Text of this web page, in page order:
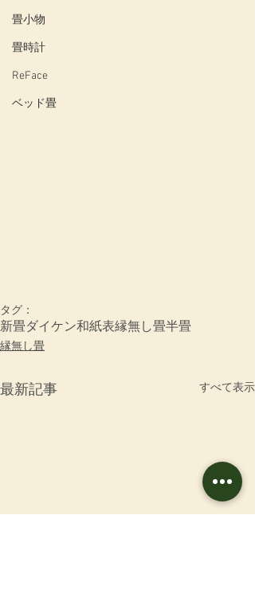
畳小物
畳時計
ReFace
ベッド畳
タグ：
新畳ダイケン和紙表縁無し畳半畳
縁無し畳
最新記事 すべて表示